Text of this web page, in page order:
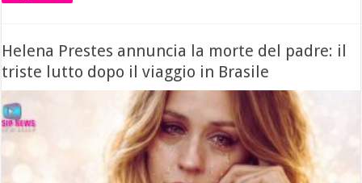
Helena Prestes annuncia la morte del padre: il
triste lutto dopo il viaggio in Brasile